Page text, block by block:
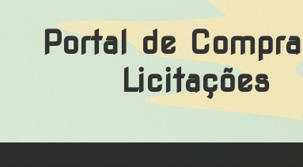
Portal de
Licitações